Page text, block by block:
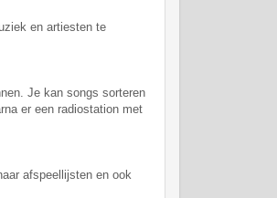
en artiesten te
Je kan songs sorteren
er een radiostation met
afspeellijsten en ook